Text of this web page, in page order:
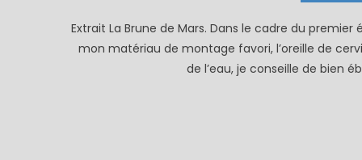
Extrait La Brune de Mars. Dans le cadre du
mon matériau de montage favori, l’oreille de
de l’eau, je conseille de bien